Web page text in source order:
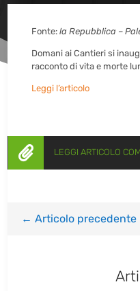
Fonte: la Repubblica –
Domani ai Cantieri si
racconto di vita e morte
Leggi l’articolo
 LEGGI ARTICOLO
←Articolo precedente